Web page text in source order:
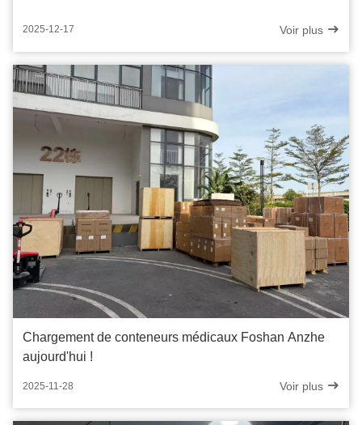
2025-12-17 Voir plus
Chargement de conteneurs médicaux Foshan Anzhe
aujourd'hui !
2025-11-28 Voir plus